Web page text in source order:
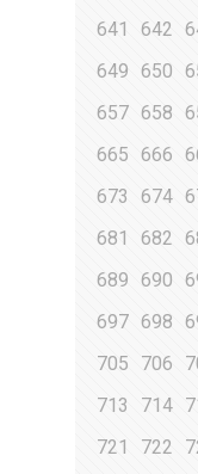
641
642
649
650
657 658
665
666
673
674
681
682
689
690
697 698
705
706
713
714
721
722